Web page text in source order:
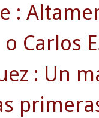
:
Carlos
: Un